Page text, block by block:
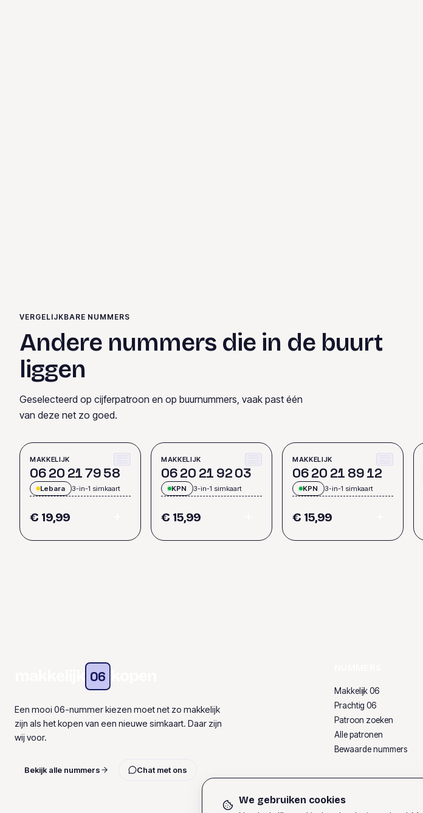
VERGELIJKBARE NUMMERS
Andere nummers die in de buurt
liggen
Geselecteerd op cijferpatroon en op buurnummers, vaak past één
van deze net zo goed.
MAKKELIJK
0620 217958
Lebara 3-in-1 simkaart
€ 19,99
MAKKELIJK
0620 21 9203
KPN 3-in-1 simkaart
€ 15,99
MAKKELIJK
0620 21 8912
KPN 3-in-1 simkaart
€ 15,99
06
Een mooi 06-nummer kiezen moet net zo makkelijk
zijn als het kopen van een nieuwe simkaart. Daar zijn
wij voor.
Bekijk alle nummers Chat met ons
Makkelijk 06
Prachtig 06
Patroon zoeken
Alle patronen
Bewaarde nummers
We gebruiken cookies